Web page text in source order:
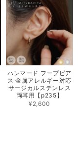
ハンマード フープピア
ス 金属アレルギー対応
サージカルステンレス
両耳用【p235】
¥2,600